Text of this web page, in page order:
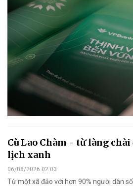
Cù Lao Chàm - từ làng
lịch xanh
06/08/2026 02:03
Từ một xã đảo với hơn 90% người dân